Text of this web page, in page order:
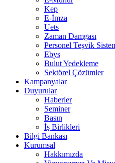
Kep
E-İmza
Uets
Zaman Damgası
Personel Teşvik
Ebys
Bulut Yedekleme
Sektörel Çözümler
Kampanyalar
Duyurular
Haberler
Seminer
Basın
İş Birlikleri
Bilgi Bankası
Kurumsal
Hakkımızda